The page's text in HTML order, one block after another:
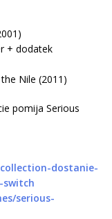
+ dodatek
Nile (2011)
pomija Serious
dostanie-
switch
serious-